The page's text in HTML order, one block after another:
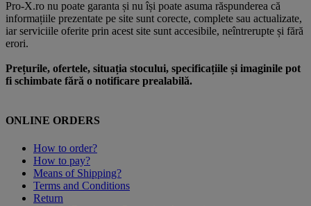
Pro-X.ro nu poate garanta și nu își poate asuma răspunderea că
informațiile prezentate pe site sunt corecte, complete sau actualizate,
iar serviciile oferite prin acest site sunt accesibile, neîntrerupte și fără
erori.
Prețurile, ofertele, situația stocului, specificațiile și imaginile pot
fi schimbate fără o notificare prealabilă.
ONLINE ORDERS
How to order?
How to pay?
Means of Shipping?
Terms and Conditions
Return